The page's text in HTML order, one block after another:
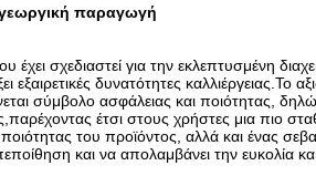
γεωργική παραγωγή
σχεδιαστεί για την εκλεπτυσμένη
δυνατότητες καλλιέργειας.Το
σύμβολο ασφάλειας και ποιότητας,
έτσι στους χρήστες μια πιο
του προϊόντος, αλλά και ένας
και να απολαμβάνει την ευκολία